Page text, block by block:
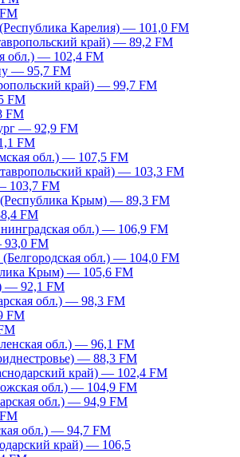
Карелия) — 101,0 FM
край) — 89,2 FM
обл.) — 102,4 FM
— 95,7 FM
край) — 99,7 FM
FM
FM
— 92,9 FM
FM
обл.) — 107,5 FM
край) — 103,3 FM
103,7 FM
Крым) — 89,3 FM
FM
обл.) — 106,9 FM
93,0 FM
обл.) — 104,0 FM
Крым) — 105,6 FM
— 92,1 FM
обл.) — 98,3 FM
FM
обл.) — 96,1 FM
— 88,3 FM
край) — 102,4 FM
обл.) — 104,9 FM
обл.) — 94,9 FM
обл.) — 94,7 FM
край) — 106,5